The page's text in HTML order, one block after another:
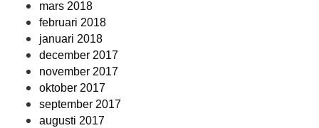
mars 2018
februari 2018
januari 2018
december 2017
november 2017
oktober 2017
september 2017
augusti 2017